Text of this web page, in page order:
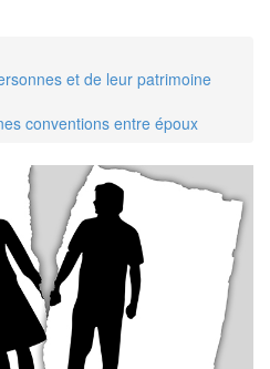
et de leur patrimoine
conventions entre époux